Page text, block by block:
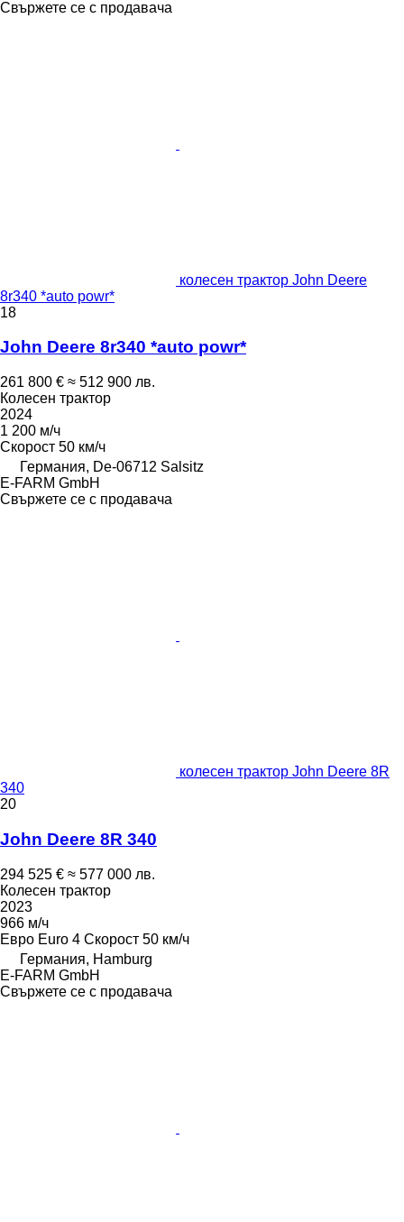
Свържете се с продавача
колесен трактор John Deere
8r340 *auto powr*
18
John Deere 8r340 *auto powr*
261 800 € ≈ 512 900 лв.
Колесен трактор
2024
1 200 м/ч
Скорост 50 км/ч
Германия, De-06712 Salsitz
E-FARM GmbH
Свържете се с продавача
колесен трактор John Deere 8R
340
20
John Deere 8R 340
294 525 € ≈ 577 000 лв.
Колесен трактор
2023
966 м/ч
Евро Euro 4 Скорост 50 км/ч
Германия, Hamburg
E-FARM GmbH
Свържете се с продавача